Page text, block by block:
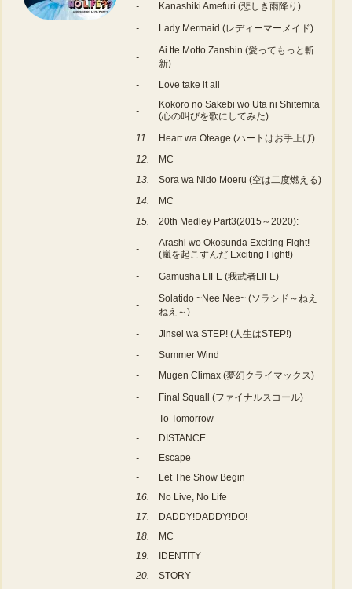
-
Kanashiki Amefuri (悲しき雨降り)
-
Lady Mermaid (レディーマーメイド)
-
Ai tte Motto Zanshin (愛ってもっと斬
新)
-
Love take it all
-
Kokoro no Sakebi wo Uta ni Shitemita
(心の叫びを歌にしてみた)
11.
Heart wa Oteage (ハートはお手上げ)
12.
MC
13.
Sora wa Nido Moeru (空は二度燃える)
14.
MC
15.
20th Medley Part3(2015～2020):
-
Arashi wo Okosunda Exciting Fight!
(嵐を起こすんだ Exciting Fight!)
-
Gamusha LIFE (我武者LIFE)
-
Solatido ~Nee Nee~ (ソラシド～ねえ
ねえ～)
-
Jinsei wa STEP! (人生はSTEP!)
-
Summer Wind
-
Mugen Climax (夢幻クライマックス)
-
Final Squall (ファイナルスコール)
-
To Tomorrow
-
DISTANCE
-
Escape
-
Let The Show Begin
16.
No Live, No Life
17.
DADDY!DADDY!DO!
18.
MC
19.
IDENTITY
20.
STORY